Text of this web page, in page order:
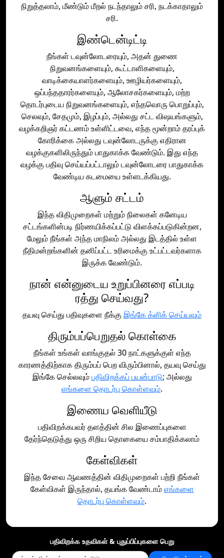
நிறுத்தலாம், மீண்டும் மீறல் நடந்தாலும் சரி, நடக்காதாலும்
சரி.
இண்டென்டிட்டி
நீங்கள் டவுன்லோடரையும், அதன் துணை
நிறுவனங்களையும், கூட்டாளிகளையும்,
வாடிக்கையாளர்களையும், ஊழியர்களையும்,
ஒப்பந்ததாரர்களையும், ஆலோசகர்களையும், மற்ற
தொடர்புடைய நிறுவனங்களையும், எந்தவொரு பொறுப்பும்,
செலவும், சேதமும், இழப்பும், அல்லது சட்ட விஷயங்களும்,
வழக்கறிஞர் கட்டணம் உள்ளிட்டவை, எந்த மூன்றாம் தரப்புக்
கோரிக்கை அல்லது டவுன்லோடருக்கு எதிரான
வழக்குகளிலிருந்தும் பாதுகாக்க வேண்டும். இது எந்த
வழக்கு பதிவு செய்யப்பட்டாலும் டவுன்லோடரை பாதுகாக்க
வேண்டிய கடமையை உள்ளடக்கியது.
ஆளும் சட்டம்
இந்த விதிமுறைகள் மற்றும் நிலைகள் கனேடிய
சட்டங்களின்படி நிர்ணயிக்கப்பட்டு விளக்கப்படுகின்றன,
மேலும் நீங்கள் அந்த மாநிலம் அல்லது இடத்தில் உள்ள
நீதிமன்றங்களின் தனிப்பட்ட உரிமைக்கு உட்பட்டவர்களாக
இருக்க வேண்டும்.
நான் என்னுடைய உறுப்பினரை எப்படி
ரத்து செய்வது?
தயவு செய்து பதிவுகளை நீக்குஇங்கே க்ளிக் செய்யவும்
திரும்பப்பெறுதல் கொள்கை
நீங்கள் உங்கள் வாங்குதல் 30 நாட்களுக்குள் எந்த
காரணத்திற்காக திரும்பப் பெற விரும்பினால், தயவு செய்து
இங்கே செல்லவும்பதிவிறக்கப் பயன்பாடு; அல்லது
எங்களை தொடர்பு கொள்ளவும்.
இணைய வெளியீடு
பதிவிறக்கபவர் தளத்தின் சில இணைப்புகளை
தேர்ந்தெடுத்து ஒரு சிறிய தொகையை சம்பாதிக்கலாம்
கேள்விகள்
இந்த சேவை ஆவணத்தின் விதிமுறைகள் பற்றி நீங்கள்
கேள்விகள் இருந்தால், தயங்க வேண்டாம்எங்களை
தொடர்பு கொள்ளவும்.
பதிவிறக்க உதவிகள் & புதுப்பிப்புகளை பெறு